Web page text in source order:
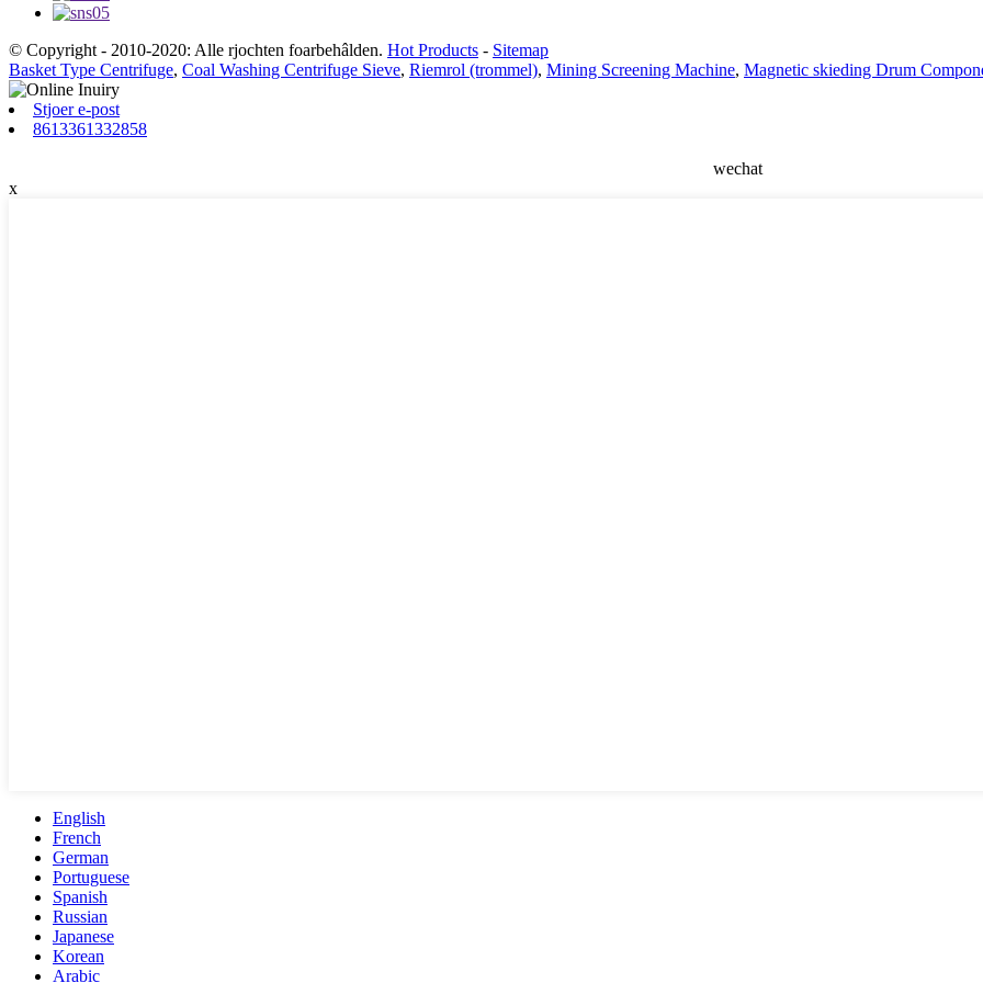
© Copyright - 2010-2020: Alle rjochten foarbehâlden. Hot Products - Sitemap
Basket Type Centrifuge, Coal Washing Centrifuge Sieve, Riemrol (trommel), Mining Screening Machine, Magnetic skieding Drum
Stjoer e-post
8613361332858
wechat
x
English
French
German
Portuguese
Spanish
Russian
Japanese
Korean
Arabic